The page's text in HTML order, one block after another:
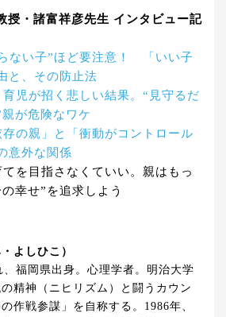
授・諸富祥彦先生 インタビュー記
ない子”ほど要注意！ 「いい子
と、その防止法
育児が招く悲しい結果。“見守るだ
が危険なワケ
存の親」と「衝動がコントロール
意外な関係
を目指さなくていい。親はもっ
幸せ”を追求しよう
よしひこ）
、福岡県出身。心理学者。明治大学
精神（ニヒリズム）と闘うカウン
作戦参謀」を自称する。1986年、